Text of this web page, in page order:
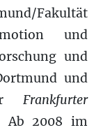
Fakultät
und
und
und
Frankfurter
Ab 2008 im